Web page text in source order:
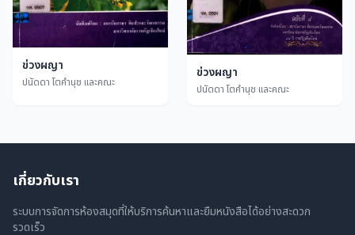
ข่วงผญา
ปนัดดา โตคำนุช และคณะ
ข่วงผญา
ปนัดดา โตคำนุช และคณะ
เกี่ยวกับเรา
ระบบการจัดการห้องสมุดที่ให้บริการค้นหาและยืมหนังสือได้อย่างสะดวก
รวดเร็ว